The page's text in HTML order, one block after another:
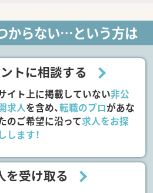
からない…という方は
トに相談する
イト上に掲載していない非公
求人を含め、転職のプロがあな
のご希望に沿って求人をお探
しします！
を受け取る